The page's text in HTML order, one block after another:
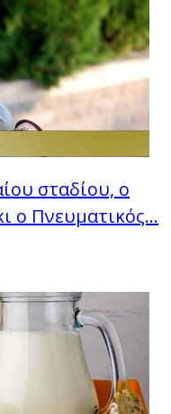
σταδίου, ο
ο Πνευματικός…